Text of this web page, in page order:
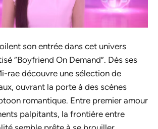
son entrée dans cet univers
“Boyfriend On Demand”. Dès ses
rae découvre une sélection de
ouvrant la porte à des scènes
romantique. Entre premier amour
palpitants, la frontière entre